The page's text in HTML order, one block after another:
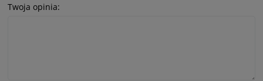
Twoja opinia: